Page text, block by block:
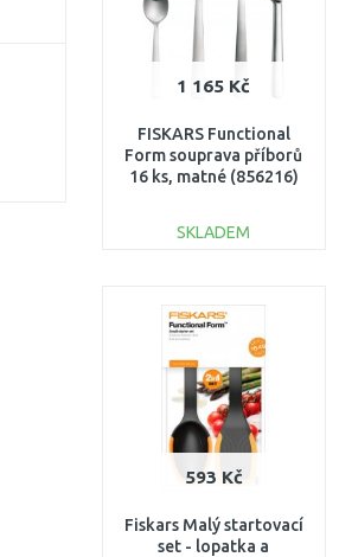
1 165 Kč
FISKARS Functional
Form souprava příborů
16 ks, matné (856216)
SKLADEM
Porovnat
593 Kč
Fiskars Malý startovací
set - lopatka a